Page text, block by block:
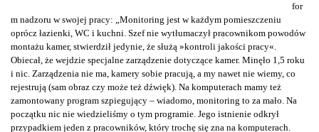
for
m nadzoru w swojej pracy: „Monitoring jest w każdym pomieszczeniu
oprócz łazienki, WC i kuchni. Szef nie wytłumaczył pracownikom powodów
montażu kamer, stwierdził jedynie, że służą »kontroli jakości pracy«.
Obiecał, że wejdzie specjalne zarządzenie dotyczące kamer. Minęło 1,5 roku
i nic. Zarządzenia nie ma, kamery sobie pracują, a my nawet nie wiemy, co
rejestrują (sam obraz czy może też dźwięk). Na komputerach mamy też
zamontowany program szpiegujący – wiadomo, monitoring to za mało. Na
początku nic nie wiedzieliśmy o tym programie. Jego istnienie odkrył
przypadkiem jeden z pracowników, który trochę się zna na komputerach.